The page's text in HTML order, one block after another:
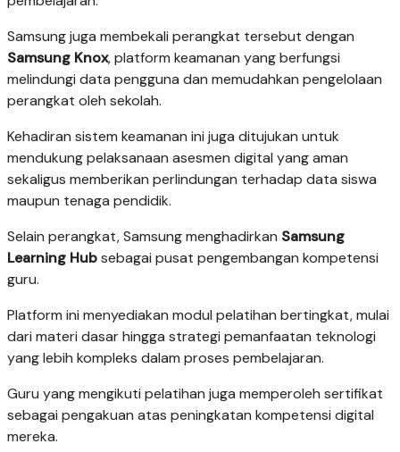
Samsung juga membekali perangkat tersebut dengan
Samsung Knox, platform keamanan yang berfungsi
melindungi data pengguna dan memudahkan pengelolaan
perangkat oleh sekolah.
Kehadiran sistem keamanan ini juga ditujukan untuk
mendukung pelaksanaan asesmen digital yang aman
sekaligus memberikan perlindungan terhadap data siswa
maupun tenaga pendidik.
Selain perangkat, Samsung menghadirkan Samsung
Learning Hubsebagai pusat pengembangan kompetensi
guru.
Platform ini menyediakan modul pelatihan bertingkat, mulai
dari materi dasar hingga strategi pemanfaatan teknologi
yang lebih kompleks dalam proses pembelajaran.
Guru yang mengikuti pelatihan juga memperoleh sertifikat
sebagai pengakuan atas peningkatan kompetensi digital
mereka.